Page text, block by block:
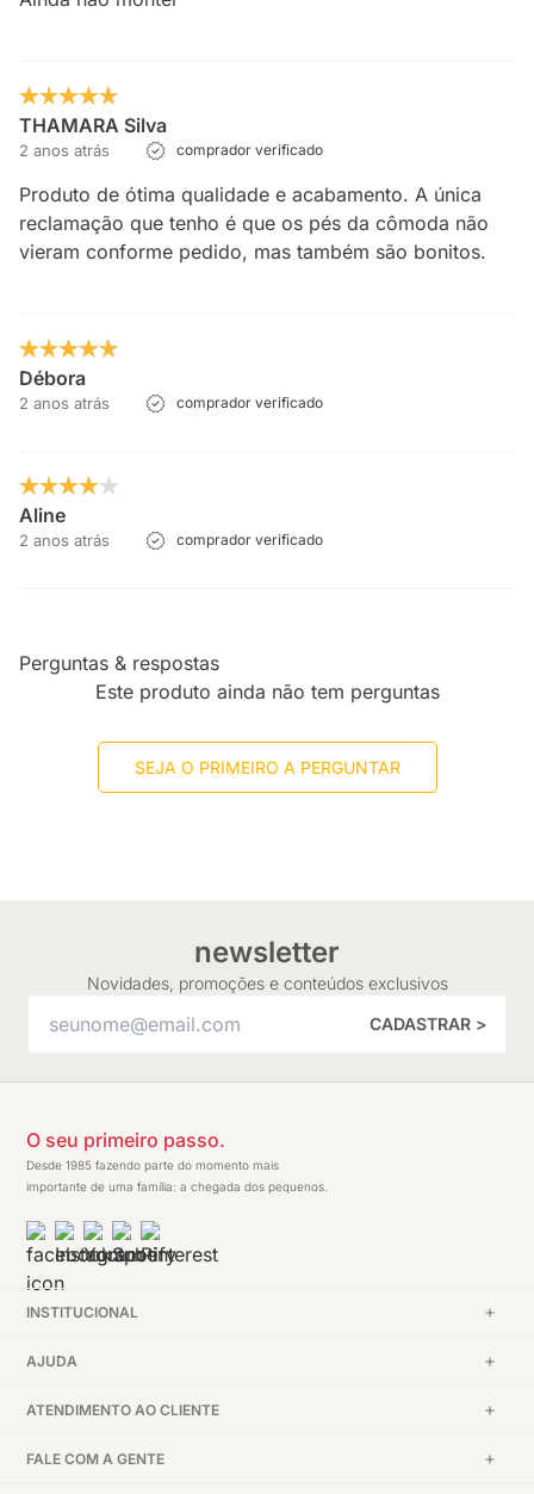
THAMARA Silva
2 anos atrás comprador verificado
Produto de ótima qualidade e acabamento. A única
reclamação que tenho é que os pés da cômoda não
vieram conforme pedido, mas também são bonitos.
Débora
2 anos atrás comprador verificado
Aline
2 anos atrás comprador verificado
Perguntas & respostas
Este produto ainda não tem perguntas
SEJA O PRIMEIRO A PERGUNTAR
newsletter
Novidades, promoções e conteúdos exclusivos
CADASTRAR >
O seu primeiro passo.
Desde 1985 fazendo parte do momento mais
importante de uma família: a chegada dos pequenos.
INSTITUCIONAL
AJUDA
ATENDIMENTO AO CLIENTE
FALE COM A GENTE